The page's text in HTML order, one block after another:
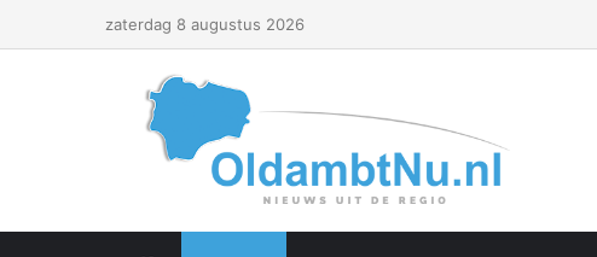
zaterdag 8 augustus 2026